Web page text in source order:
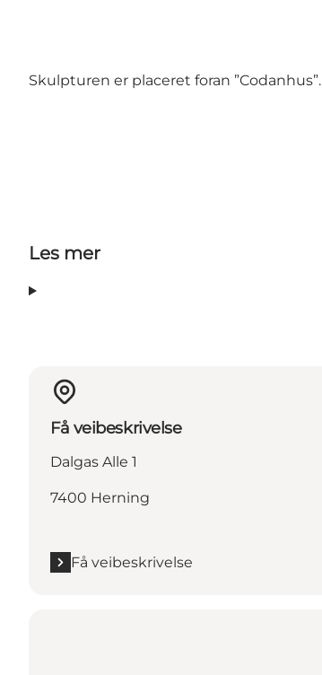
Skulpturen er placeret foran ”Codanhus”.
Les mer
Få veibeskrivelse
Dalgas Alle 1
7400 Herning
Få veibeskrivelse